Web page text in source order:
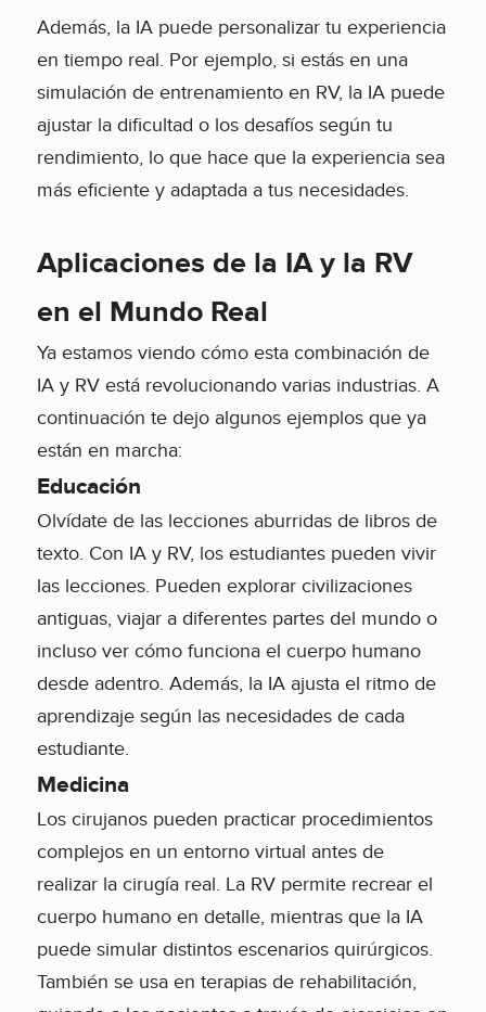
Además, la IA puede personalizar tu experiencia
en tiempo real. Por ejemplo, si estás en una
simulación de entrenamiento en RV, la IA puede
ajustar la dificultad o los desafíos según tu
rendimiento, lo que hace que la experiencia sea
más eficiente y adaptada a tus necesidades.
Aplicaciones de la IA y la RV
en el Mundo Real
Ya estamos viendo cómo esta combinación de
IA y RV está revolucionando varias industrias. A
continuación te dejo algunos ejemplos que ya
están en marcha:
Educación
Olvídate de las lecciones aburridas de libros de
texto. Con IA y RV, los estudiantes pueden vivir
las lecciones. Pueden explorar civilizaciones
antiguas, viajar a diferentes partes del mundo o
incluso ver cómo funciona el cuerpo humano
desde adentro. Además, la IA ajusta el ritmo de
aprendizaje según las necesidades de cada
estudiante.
Medicina
Los cirujanos pueden practicar procedimientos
complejos en un entorno virtual antes de
realizar la cirugía real. La RV permite recrear el
cuerpo humano en detalle, mientras que la IA
puede simular distintos escenarios quirúrgicos.
También se usa en terapias de rehabilitación,